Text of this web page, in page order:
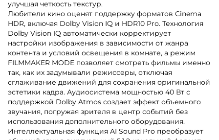
улучшая четкость текстур.
Любители кино оценят поддержку форматов Cinema
HDR, включая Dolby Vision IQ и HDR10 Pro. Технология
Dolby Vision IQ автоматически корректирует
настройки изображения в зависимости от жанра
контента и условий освещения в комнате, а режим
FILMMAKER MODE позволяет смотреть фильмы именно
так, как их задумывали режиссеры, отключая
сглаживание движений для сохранения оригинальной
эстетики кадра. Аудиосистема мощностью 40 Вт с
поддержкой Dolby Atmos создает эффект объемного
звучания, погружая зрителя в центр событий без
использования дополнительного оборудования.
Интеллектуальная функция AI Sound Pro преобразует